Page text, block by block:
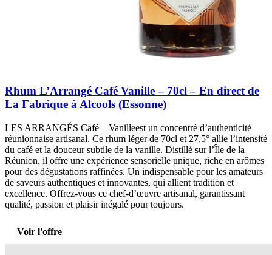
Rhum L’Arrangé Café Vanille – 70cl – En direct de
La Fabrique à Alcools (Essonne)
LES ARRANGÉS Café – Vanilleest un concentré d’authenticité
réunionnaise artisanal. Ce rhum léger de 70cl et 27,5° allie l’intensité
du café et la douceur subtile de la vanille. Distillé sur l’Île de la
Réunion, il offre une expérience sensorielle unique, riche en arômes
pour des dégustations raffinées. Un indispensable pour les amateurs
de saveurs authentiques et innovantes, qui allient tradition et
excellence. Offrez-vous ce chef-d’œuvre artisanal, garantissant
qualité, passion et plaisir inégalé pour toujours.
Voir l'offre